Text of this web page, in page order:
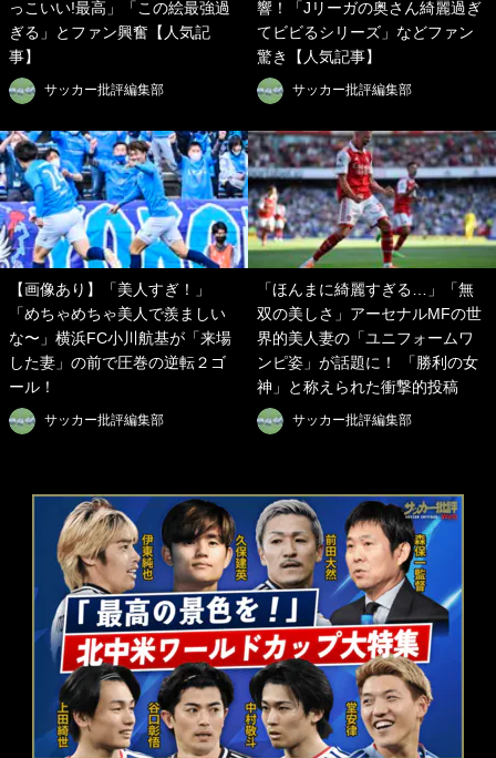
っこいい!最高」「この絵最強過
ぎる」とファン興奮【人気記
事】
サッカー批評編集部
響！「Jリーガの奥さん綺麗過ぎ
てビビるシリーズ」などファン
驚き【人気記事】
サッカー批評編集部
【画像あり】「美人すぎ！」
「めちゃめちゃ美人で羨ましい
な〜」横浜FC小川航基が「来場
した妻」の前で圧巻の逆転２ゴ
ール！
サッカー批評編集部
「ほんまに綺麗すぎる…」「無
双の美しさ」アーセナルMFの世
界的美人妻の「ユニフォームワ
ンピ姿」が話題に！ 「勝利の女
神」と称えられた衝撃的投稿
サッカー批評編集部